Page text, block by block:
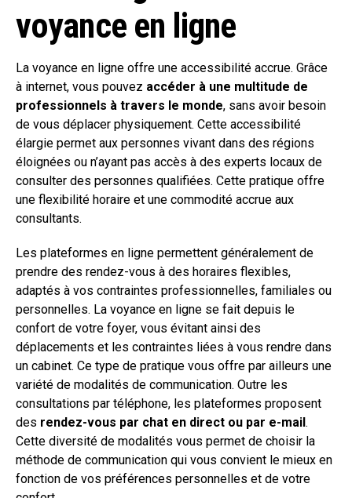
voyance en ligne
La voyance en ligne offre une accessibilité accrue. Grâce
à internet, vous pouvez accéder à une multitude de
professionnels à travers le monde, sans avoir besoin
de vous déplacer physiquement. Cette accessibilité
élargie permet aux personnes vivant dans des régions
éloignées ou n’ayant pas accès à des experts locaux de
consulter des personnes qualifiées. Cette pratique offre
une flexibilité horaire et une commodité accrue aux
consultants.
Les plateformes en ligne permettent généralement de
prendre des rendez-vous à des horaires flexibles,
adaptés à vos contraintes professionnelles, familiales ou
personnelles. La voyance en ligne se fait depuis le
confort de votre foyer, vous évitant ainsi des
déplacements et les contraintes liées à vous rendre dans
un cabinet. Ce type de pratique vous offre par ailleurs une
variété de modalités de communication. Outre les
consultations par téléphone, les plateformes proposent
des rendez-vous par chat en direct ou par e-mail .
Cette diversité de modalités vous permet de choisir la
méthode de communication qui vous convient le mieux en
fonction de vos préférences personnelles et de votre